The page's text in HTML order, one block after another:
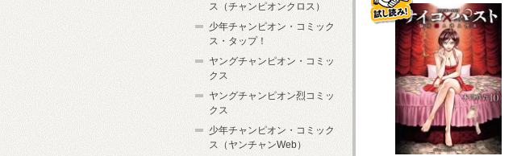
ス（チャンピオンクロス）
少年チャンピオン・コミック
ス・タップ！
ヤングチャンピオン・コミッ
クス
ヤングチャンピオン烈コミッ
クス
少年チャンピオン・コミック
ス（ヤンチャンWeb）